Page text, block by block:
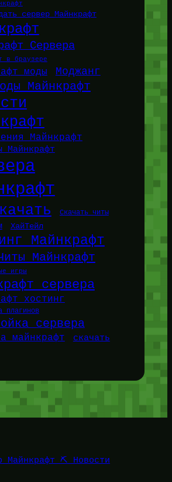
сервер Майнкрафт
Сервера
в браузере
моды Моджанг
Майнкрафт
Майнкрафт
Майнкрафт
Скачать читы
ХайТейл
Майнкрафт
Майнкрафт
игры
сервера
хостинг
плагинов
сервера
майнкрафт скачать
Майнкрафт ⛏️ Новости